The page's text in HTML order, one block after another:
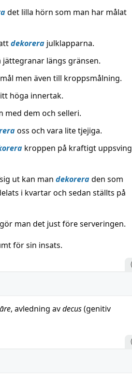
det lilla hörn som man har målat
dekorera julklapparna.
längs gränsen.
men även till kroppsmålning.
höga innertak.
med dem och selleri.
oss och vara lite tjejiga.
kroppen på kraftigt uppsving
ut kan man dekoreraden som
i kvartar och sedan ställts på
man det just före serveringen.
för sin insats.
, avledning avdecus(genitiv